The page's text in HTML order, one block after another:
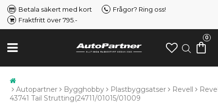
Betala säkert med kort
Frågor? Ring oss!
Fraktfritt över 795.-
0
Autopartner Bygghobby Plastbyggsatser Revell
43741 Tail Strutting(24711/01015/01009